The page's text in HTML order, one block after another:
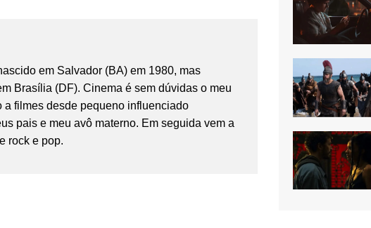
em Salvador (BA) em 1980, mas
Brasília (DF). Cinema é sem dúvidas o meu
a filmes desde pequeno influenciado
pais e meu avô materno. Em seguida vem a
rock e pop.